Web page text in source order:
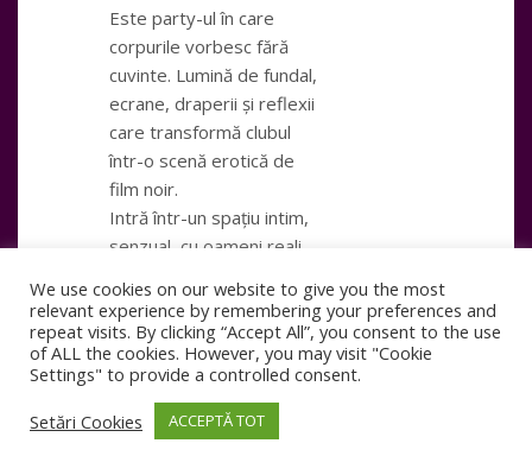
Este party-ul în care
corpurile vorbesc fără
cuvinte. Lumină de fundal,
ecrane, draperii și reflexii
care transformă clubul
într-o scenă erotică de
film noir.
Intră într-un spațiu intim,
senzual, cu oameni reali,
solo, exploratori. Oameni
care nu se arată complet,
dar se oferă sincer.
Welcome champagne.
Open buffet. Erotic
We use cookies on our website to give you the most
relevant experience by remembering your preferences and
repeat visits. By clicking “Accept All”, you consent to the use
of ALL the cookies. However, you may visit "Cookie
Settings" to provide a controlled consent.
Setări Cookies
ACCEPTĂ TOT